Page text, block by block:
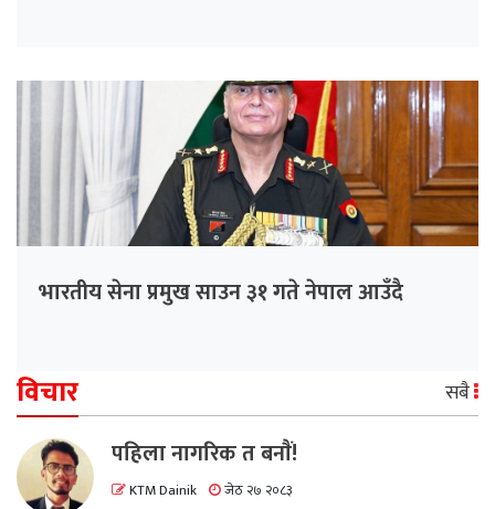
भारतीय सेना प्रमुख साउन ३१ गते नेपाल आउँदै
विचार सबै
पहिला नागरिक त बनाैं!
KTM Dainik जेठ २७ २०८३